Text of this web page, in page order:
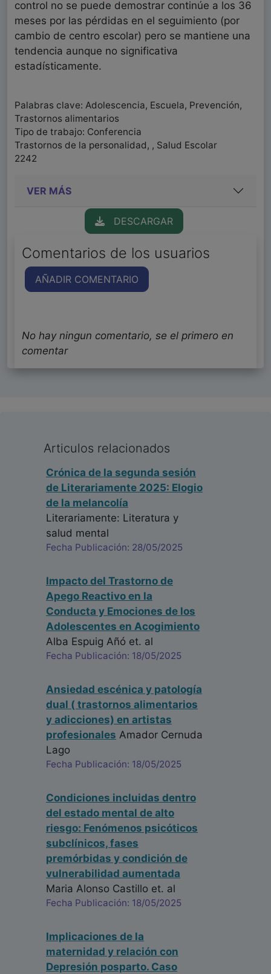
control no se puede demostrar continúe a los 36
meses por las pérdidas en el seguimiento (por
cambio de centro escolar) pero se mantiene una
tendencia aunque no significativa
estadísticamente.
Palabras clave: Adolescencia, Escuela, Prevención,
Trastornos alimentarios
Tipo de trabajo: Conferencia
Trastornos de la personalidad, , Salud Escolar
2242
VER MÁS
DESCARGAR
Comentarios de los usuarios
AÑADIR COMENTARIO
No hay ningun comentario, se el primero en
comentar
Articulos relacionados
Crónica de la segunda sesión
de Literariamente 2025: Elogio
de la melancolía
Literariamente: Literatura y
salud mental
Fecha Publicación: 28/05/2025
Impacto del Trastorno de
Apego Reactivo en la
Conducta y Emociones de los
Adolescentes en Acogimiento
Alba Espuig Añó et. al
Fecha Publicación: 18/05/2025
Ansiedad escénica y patología
dual ( trastornos alimentarios
y adicciones) en artistas
profesionales Amador Cernuda
Lago
Fecha Publicación: 18/05/2025
Condiciones incluidas dentro
del estado mental de alto
riesgo: Fenómenos psicóticos
subclínicos, fases
premórbidas y condición de
vulnerabilidad aumentada
Maria Alonso Castillo et. al
Fecha Publicación: 18/05/2025
Implicaciones de la
maternidad y relación con
Depresión posparto. Caso